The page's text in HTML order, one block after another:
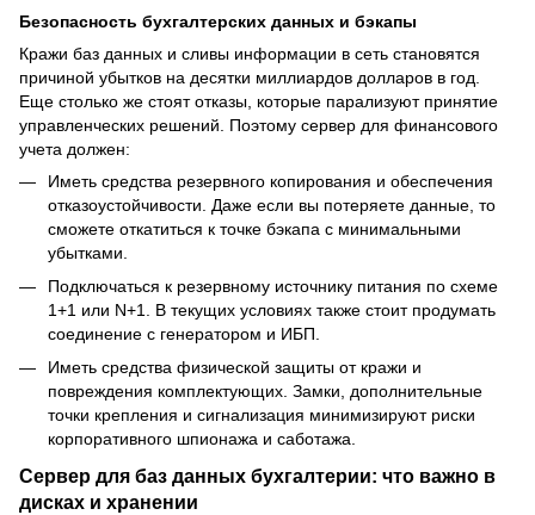
Безопасность бухгалтерских данных и бэкапы
Кражи баз данных и сливы информации в сеть становятся
причиной убытков на десятки миллиардов долларов в год.
Еще столько же стоят отказы, которые парализуют принятие
управленческих решений. Поэтому сервер для финансового
учета должен:
Иметь средства резервного копирования и обеспечения
отказоустойчивости. Даже если вы потеряете данные, то
сможете откатиться к точке бэкапа с минимальными
убытками.
Подключаться к резервному источнику питания по схеме
1+1 или N+1. В текущих условиях также стоит продумать
соединение с генератором и ИБП.
Иметь средства физической защиты от кражи и
повреждения комплектующих. Замки, дополнительные
точки крепления и сигнализация минимизируют риски
корпоративного шпионажа и саботажа.
Сервер для баз данных бухгалтерии: что важно в
дисках и хранении